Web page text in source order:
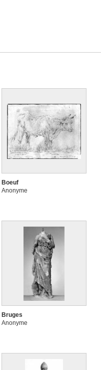
Boeuf
Anonyme
Bruges
Anonyme